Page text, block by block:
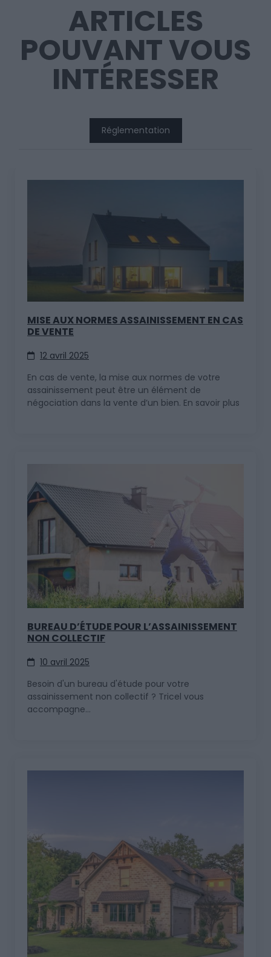
ARTICLES
POUVANT VOUS
INTÉRESSER
Réglementation
MISE AUX NORMES ASSAINISSEMENT EN CAS
DE VENTE
12 avril 2025
En cas de vente, la mise aux normes de votre
assainissement peut être un élément de
négociation dans la vente d’un bien. En savoir plus
BUREAU D’ÉTUDE POUR L’ASSAINISSEMENT
NON COLLECTIF
10 avril 2025
Besoin d'un bureau d'étude pour votre
assainissement non collectif ? Tricel vous
accompagne...